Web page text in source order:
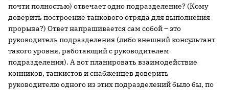
почти полностью) отвечает одно подразделение? (Кому
доверить построение танкового отряда для выполнения
прорыва?) Ответ напрашивается сам собой – это
руководитель подразделения (либо внешний консультант
такого уровня, работающий с руководителем
подразделения). А вот планировать взаимодействие
конников, танкистов и снабженцев доверить
руководителю одного из этих подразделений было бы, по